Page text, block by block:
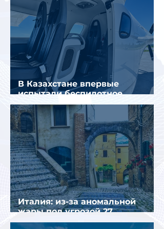
В Казахстане впервые
испытали беспилотное
аэротакси с пассажирами
Италия: из-за аномальной
жары под угрозой 27
крупнейших городов